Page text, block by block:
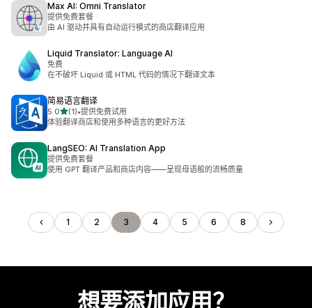
Max AI: Omni Translator
提供免费套餐
由 AI 驱动并具有自动运行模式的商店翻译应用
Liquid Translator: Language AI
免费
在不破坏 Liquid 或 HTML 代码的情况下翻译文本
简易语言翻译
5.0星（满分 5 星）
(1)
总共 1 条评论
•提供免费试用
体验翻译商店和使用多种语言的更好方法
LangSEO: AI Translation App
提供免费套餐
使用 GPT 翻译产品和商店内容——呈现母语般的流畅质量
1 2 3 4 5 6 8
想要添加应用？